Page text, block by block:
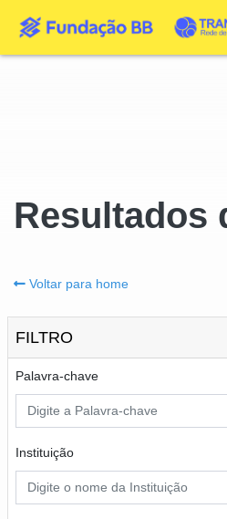
Resultados
Voltar para home
FILTRO
Palavra-chave
Instituição